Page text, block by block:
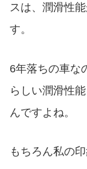
スは、潤滑性
す。
6年落ちの車な
らしい潤滑性
んですよね。
もちろん私の印